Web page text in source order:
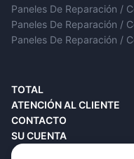
Paneles De Reparación /
Paneles De Reparación /
Paneles De Reparación /
TOTAL
¿Quiénes somos?
Entrega
Política de privacidad
Términos y condiciones
ATENCIÓN AL CLIENTE
Contacto
Devoluciones
SiteMap
CONTACTO
SU CUENTA
Su cuenta